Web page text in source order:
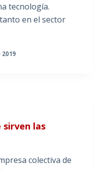
tecnología.
en el sector
2019
sirven las
colectiva de